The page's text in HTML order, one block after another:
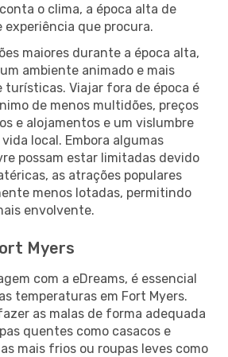
o clima, a época alta de
experiência que procura.
maiores durante a época alta,
ambiente animado e mais
Viajar fora de época é
de menos multidões, preços
e alojamentos e um vislumbre
local. Embora algumas
possam estar limitadas devido
as atrações populares
menos lotadas, permitindo
envolvente.
Myers
com a eDreams, é essencial
temperaturas em Fort Myers.
as malas de forma adequada
quentes como casacos e
mais frios ou roupas leves como